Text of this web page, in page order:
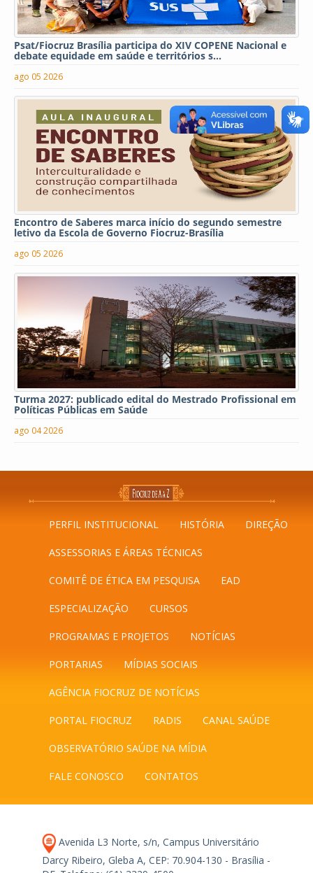
Psat/Fiocruz Brasília participa do XIV COPENE Nacional e
debate equidade em saúde e territórios s...
ago 05 2026
Encontro de Saberes marca início do segundo semestre
letivo da Escola de Governo Fiocruz-Brasília
ago 05 2026
Turma 2027: publicado edital do Mestrado Profissional em
Políticas Públicas em Saúde
ago 04 2026
PERFIL INSTITUCIONAL HISTÓRIA DIREÇÃO
ASSESSORIAS E ÁREAS TÉCNICAS
COMITÊ DE ÉTICA EM PESQUISA EAD
ESPECIALIZAÇÃO CURSOS
PROGRAMAS E PROJETOS NOTÍCIAS
PORTARIAS MÍDIAS SOCIAIS
AGÊNCIA FIOCRUZ DE NOTÍCIAS
PORTAL FIOCRUZ RADIS CANAL SAÚDE
OBSERVATÓRIO SAÚDE NA MÍDIA
FALE CONOSCO CONTATOS
Avenida L3 Norte, s/n, Campus Universitário
Darcy Ribeiro, Gleba A, CEP: 70.904-130 - Brasília -